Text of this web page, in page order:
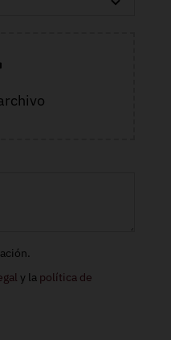
y la política de